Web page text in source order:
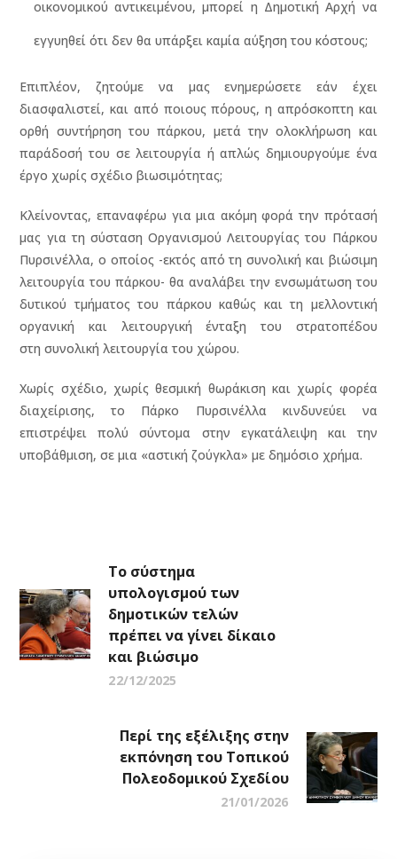
οικονομικού αντικειμένου, μπορεί η Δημοτική Αρχή να
εγγυηθεί ότι δεν θα υπάρξει καμία αύξηση του κόστους;
Επιπλέον, ζητούμε να μας ενημερώσετε εάν έχει
διασφαλιστεί, και από ποιους πόρους, η απρόσκοπτη και
ορθή συντήρηση του πάρκου, μετά την ολοκλήρωση και
παράδοσή του σε λειτουργία ή απλώς δημιουργούμε ένα
έργο χωρίς σχέδιο βιωσιμότητας;
Κλείνοντας, επαναφέρω για μια ακόμη φορά την πρότασή
μας για τη σύσταση Οργανισμού Λειτουργίας του Πάρκου
Πυρσινέλλα, ο οποίος -εκτός από τη συνολική και βιώσιμη
λειτουργία του πάρκου- θα αναλάβει την ενσωμάτωση του
δυτικού τμήματος του πάρκου καθώς και τη μελλοντική
οργανική και λειτουργική ένταξη του στρατοπέδου
στη συνολική λειτουργία του χώρου.
Χωρίς σχέδιο, χωρίς θεσμική θωράκιση και χωρίς φορέα
διαχείρισης, το Πάρκο Πυρσινέλλα κινδυνεύει να
επιστρέψει πολύ σύντομα στην εγκατάλειψη και την
υποβάθμιση, σε μια «αστική ζούγκλα» με δημόσιο χρήμα.
Το σύστημα
υπολογισμού των
δημοτικών τελών
πρέπει να γίνει δίκαιο
και βιώσιμο
22/12/2025
Περί της εξέλιξης στην
εκπόνηση του Τοπικού
Πολεοδομικού Σχεδίου
21/01/2026